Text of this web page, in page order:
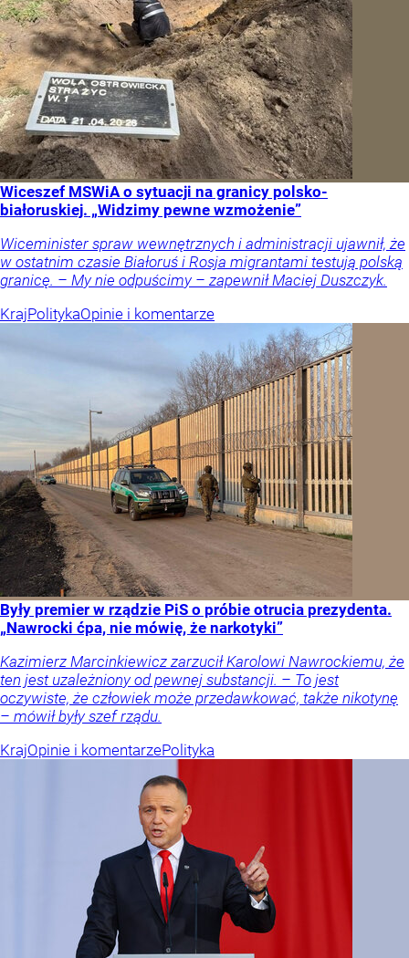
Wiceszef MSWiA o sytuacji na granicy polsko-
białoruskiej. „Widzimy pewne wzmożenie”
Wiceminister spraw wewnętrznych i administracji ujawnił, że
w ostatnim czasie Białoruś i Rosja migrantami testują polską
granicę. – My nie odpuścimy – zapewnił Maciej Duszczyk.
KrajPolitykaOpinie i komentarze
Były premier w rządzie PiS o próbie otrucia prezydenta.
„Nawrocki ćpa, nie mówię, że narkotyki”
Kazimierz Marcinkiewicz zarzucił Karolowi Nawrockiemu, że
ten jest uzależniony od pewnej substancji. – To jest
oczywiste, że człowiek może przedawkować, także nikotynę
– mówił były szef rządu.
KrajOpinie i komentarzePolityka